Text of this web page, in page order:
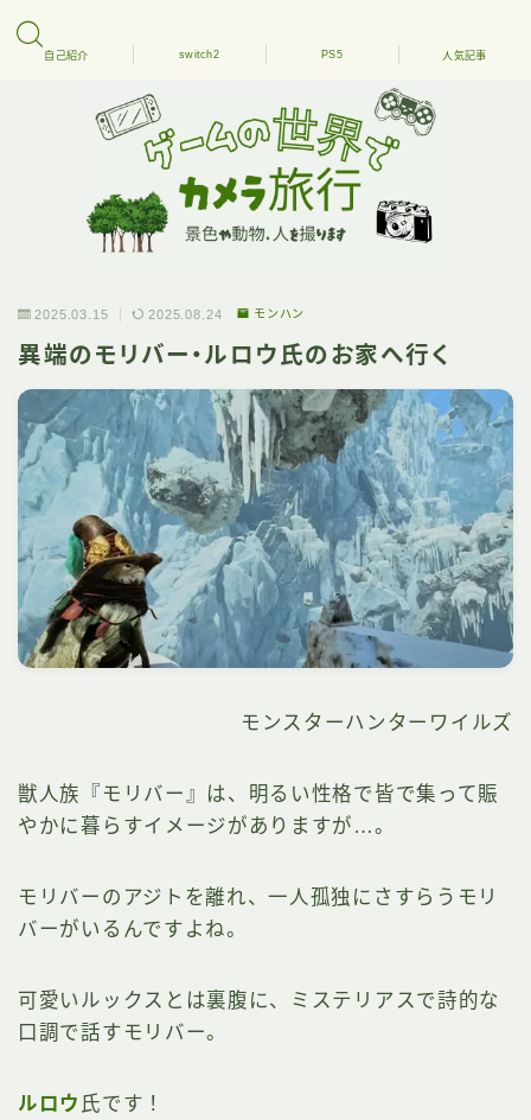
自己紹介 switch2 PS5 人気記事
2025.03.15 2025.08.24 モンハン
異端のモリバー・ルロウ氏のお家へ行く
モンスターハンターワイルズ
獣人族『モリバー』は、明るい性格で皆で集って賑
やかに暮らすイメージがありますが…。
モリバーのアジトを離れ、一人孤独にさすらうモリ
バーがいるんですよね。
可愛いルックスとは裏腹に、ミステリアスで詩的な
口調で話すモリバー。
ルロウ 氏です！